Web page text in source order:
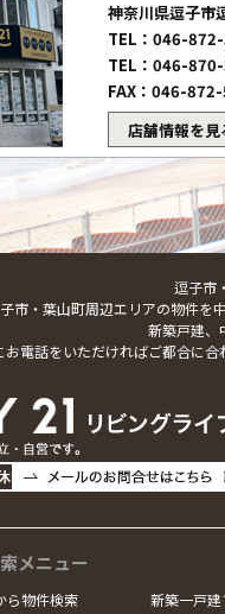
神奈川県逗子
TEL：046-872-
TEL：046-870-
FAX：046-
店舗情報を見
逗子市
市・葉山町周辺エリアの物件を
新築戸建、
お電話をいただければご都合に合
メニュー
ら物件検索
新築一戸建